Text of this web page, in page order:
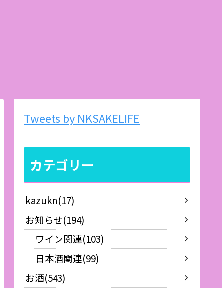
Tweets by NKSAKELIFE
カテゴリー
kazukn 17
お知らせ 194
ワイン関連 103
日本酒関連 99
お酒 543